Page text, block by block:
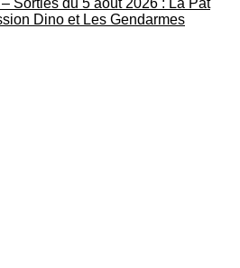
Actu
Sorties du 5 août 2026 : La Pat
Dino et Les Gendarmes